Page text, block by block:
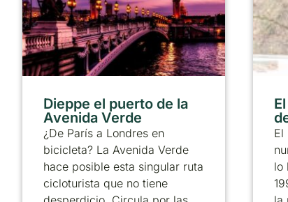
Dieppe el puerto de la
Avenida Verde
¿De París a Londres en
bicicleta? La Avenida Verde
hace posible esta singular ruta
cicloturista que no tiene
El
lo